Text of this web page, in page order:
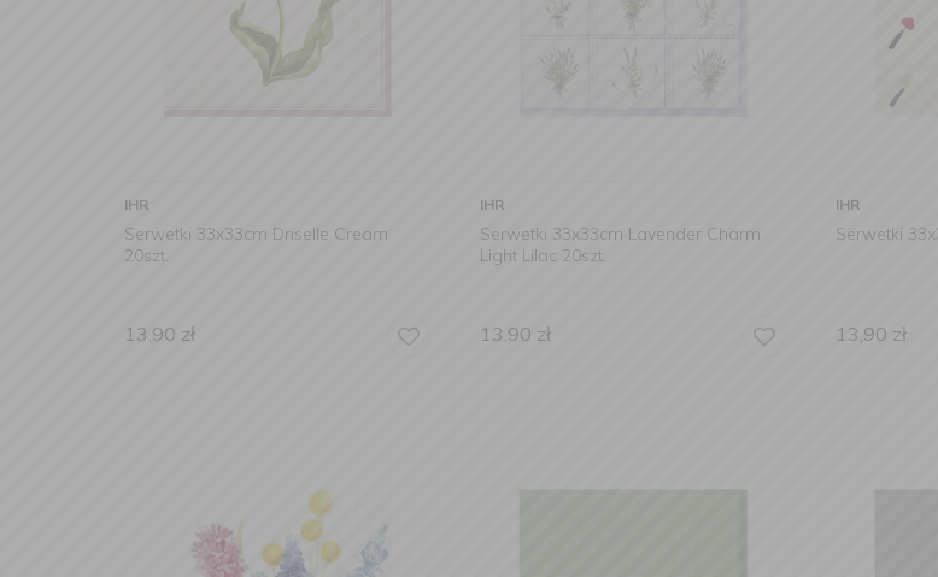
IHR
Serwetki 33x33cm Driselle Cream
20szt.
13,90 zł
IHR
Serwetki 33x33cm Lavender Charm
Light Lilac 20szt.
13,90 zł
IHR
Serwetki
13,90 zł